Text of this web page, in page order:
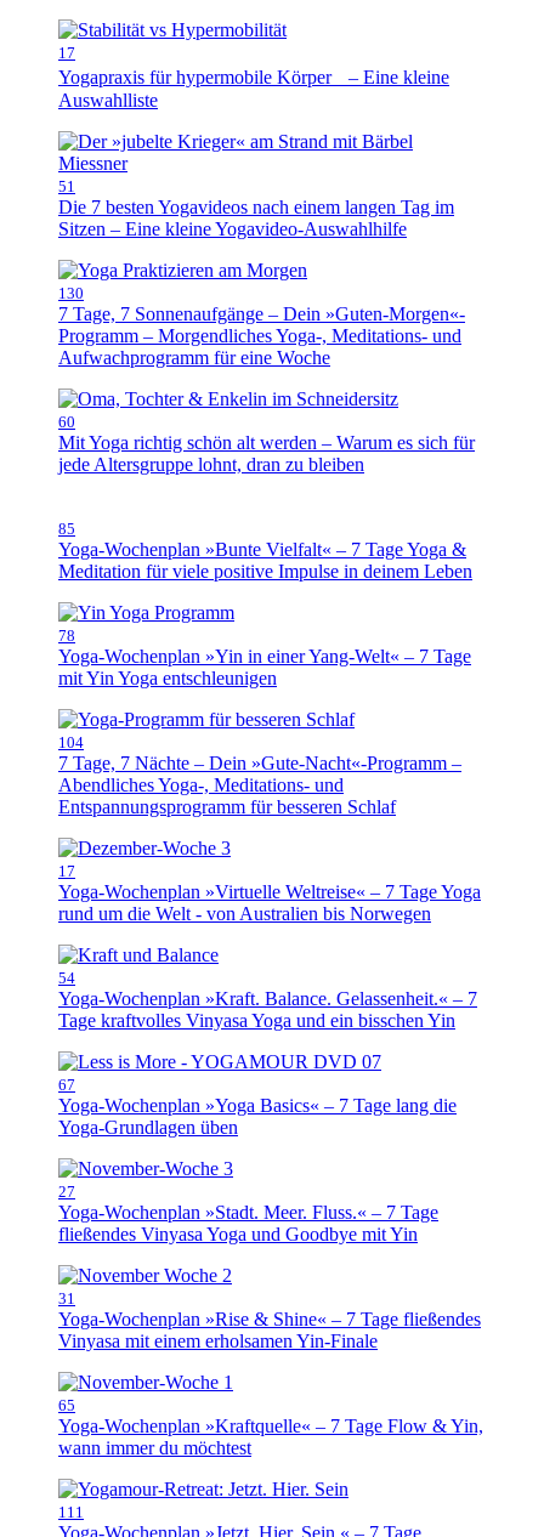
17
Yogapraxis für hypermobile Körper – Eine kleine
Auswahlliste
51
Die 7 besten Yogavideos nach einem langen Tag im
Sitzen – Eine kleine Yogavideo-Auswahlhilfe
130
7 Tage, 7 Sonnenaufgänge – Dein »Guten-Morgen«-
Programm – Morgendliches Yoga-, Meditations- und
Aufwachprogramm für eine Woche
60
Mit Yoga richtig schön alt werden – Warum es sich für
jede Altersgruppe lohnt, dran zu bleiben
85
Yoga-Wochenplan »Bunte Vielfalt« – 7 Tage Yoga &
Meditation für viele positive Impulse in deinem Leben
78
Yoga-Wochenplan »Yin in einer Yang-Welt« – 7 Tage
mit Yin Yoga entschleunigen
104
7 Tage, 7 Nächte – Dein »Gute-Nacht«-Programm –
Abendliches Yoga-, Meditations- und
Entspannungsprogramm für besseren Schlaf
17
Yoga-Wochenplan »Virtuelle Weltreise« – 7 Tage Yoga
rund um die Welt - von Australien bis Norwegen
54
Yoga-Wochenplan »Kraft. Balance. Gelassenheit.« – 7
Tage kraftvolles Vinyasa Yoga und ein bisschen Yin
67
Yoga-Wochenplan »Yoga Basics« – 7 Tage lang die
Yoga-Grundlagen üben
27
Yoga-Wochenplan »Stadt. Meer. Fluss.« – 7 Tage
fließendes Vinyasa Yoga und Goodbye mit Yin
31
Yoga-Wochenplan »Rise & Shine« – 7 Tage fließendes
Vinyasa mit einem erholsamen Yin-Finale
65
Yoga-Wochenplan »Kraftquelle« – 7 Tage Flow & Yin,
wann immer du möchtest
111
Yoga-Wochenplan »Jetzt. Hier. Sein.« – 7 Tage